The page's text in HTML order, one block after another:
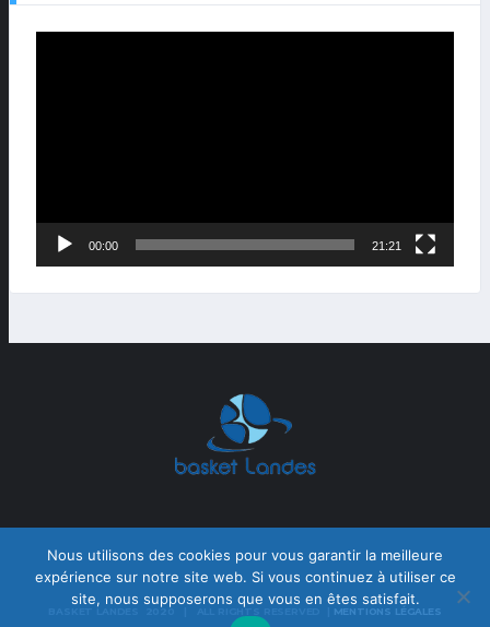
00:00 21:21
BASKET LANDES 2020 | ALL RIGHTS RESERVED | MENTIONS LÉGALES
Nous utilisons des cookies pour vous garantir la meilleure
expérience sur notre site web. Si vous continuez à utiliser ce
site, nous supposerons que vous en êtes satisfait.